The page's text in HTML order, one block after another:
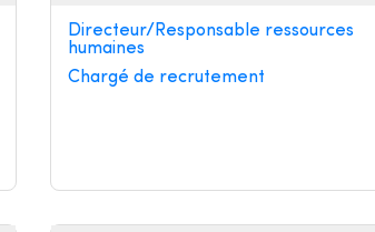
Directeur/Responsable ressources
humaines
Chargé de recrutement